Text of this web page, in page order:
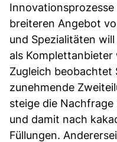
breiteren Angebot
und Spezialitäten
als Komplettanbieter
Zugleich beobachtet
zunehmende
steige die
und damit nach
Füllungen.